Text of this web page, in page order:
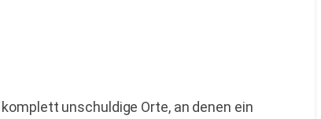
unschuldige Orte, an denen ein